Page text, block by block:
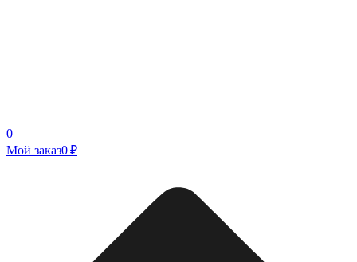
0
Мой заказ0 ₽